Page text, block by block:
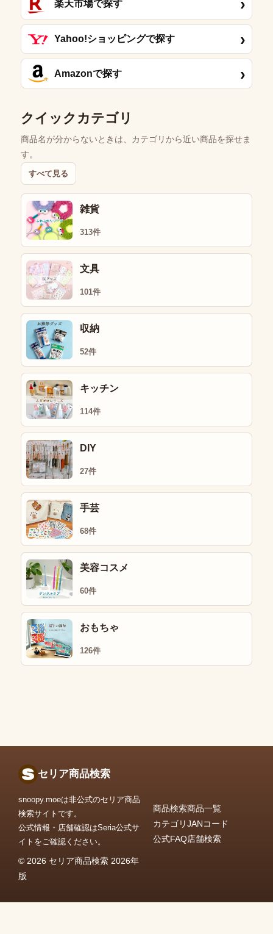
楽天市場で探す ›
Yahoo!ショッピングで探す ›
Amazonで探す ›
クイックカテゴリ
商品名が分からないときは、カテゴリから近い商品を探せま
す。
すべて見る
雑貨
313件
文具
101件
収納
52件
キッチン
114件
DIY
27件
手芸
68件
美容コスメ
60件
おもちゃ
126件
セリア商品検索
snoopy.moeは非公式のセリア商品
検索サイトです。
公式情報・店舗確認はSeria公式サ
イトをご確認ください。
© 2026 セリア商品検索 2026年
版
商品検索商品一覧
カテゴリJANコード
公式FAQ店舗検索